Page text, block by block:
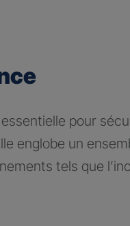
pour
englobe un
tels que